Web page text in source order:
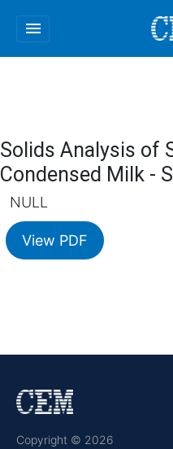
menu
Solids Analysis of
Condensed Milk -
NULL
View PDF
Copyright © 2026